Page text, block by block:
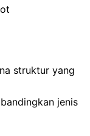
struktur yang
jenis